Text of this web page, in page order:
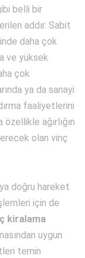
belli bir
addır. Sabit
daha çok
ve yüksek
çok
ya da sanayi
faaliyetlerini
ağırlığın
olan vinç
doğru hareket
için de
kiralama
uygun
temin